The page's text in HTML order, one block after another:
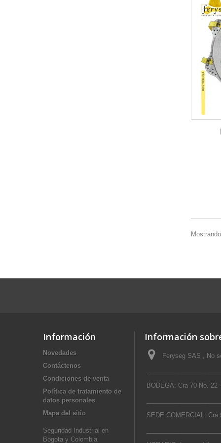
Información
Novedades
Contáctenos
Condiciones de venta
Política de tratamiento de
datos personales
Mapa del sitio
Seguridad Industrial en
Bogota y Colombia
Información
Feryseg SAS , No
BODEGA: Cra 70 No. 22
SEDE COMERCIAL: Cra